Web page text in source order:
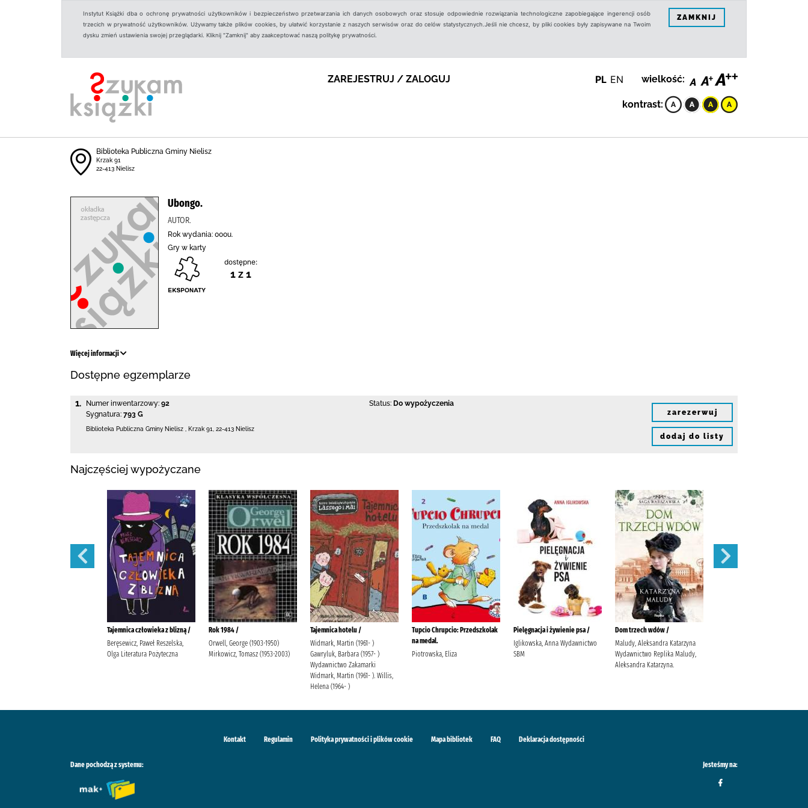
Instytut Książki dba o ochronę prywatności użytkowników i bezpieczeństwo przetwarzania ich danych osobowych oraz stosuje odpowiednie rozwiązania technologiczne zapobiegające ingerencji osób
trzecich w prywatność użytkowników. Używamy także plików cookies, by ułatwić korzystanie z naszych serwisów oraz do celów statystycznych.Jeśli nie chcesz, by pliki cookies były zapisywane na Twoim
dysku zmień ustawienia swojej przeglądarki. Kliknij "Zamknij" aby zaakceptować naszą politykę prywatności.
ZAMKNIJ
ZAREJESTRUJ / ZALOGUJ PL EN wielkość:
kontrast:
Biblioteka Publiczna Gminy Nielisz
Krzak 91
22-413 Nielisz
Ubongo.
AUTOR.
Rok wydania: 000u.
Gry w karty
dostępne:
1 z 1
Więcej informacji
Dostępne egzemplarze
1. Numer inwentarzowy: 92
Sygnatura: 793 G
Status: Do wypożyczenia
Biblioteka Publiczna Gminy Nielisz Krzak 91 22-413 Nielisz
zarezerwuj
dodaj do listy
Najczęściej wypożyczane
Tajemnica człowieka z blizną /
Beręsewicz, Paweł Reszelska,
Olga Literatura Pożyteczna
Rok 1984 /
Orwell, George (1903-1950)
Mirkowicz, Tomasz (1953-2003)
Tajemnica hotelu /
Widmark, Martin (1961- )
Gawryluk, Barbara (1957- )
Wydawnictwo Zakamarki
Widmark, Martin (1961- ). Willis,
Helena (1964- )
Tupcio Chrupcio: Przedszkolak
na medal.
Piotrowska, Eliza
Pielęgnacja i żywienie psa /
Iglikowska, Anna Wydawnictwo
SBM
Dom trzech wdów /
Maludy, Aleksandra Katarzyna
Wydawnictwo Replika Maludy,
Aleksandra Katarzyna.
Kontakt Regulamin Polityka prywatności i plików cookie Mapa bibliotek FAQ Deklaracja dostępności
Dane pochodzą z systemu: Jesteśmy na: